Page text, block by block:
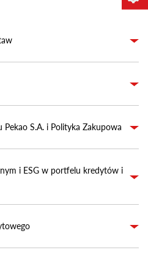
S.A. i Polityka Zakupowa
i ESG w portfelu kredytów i